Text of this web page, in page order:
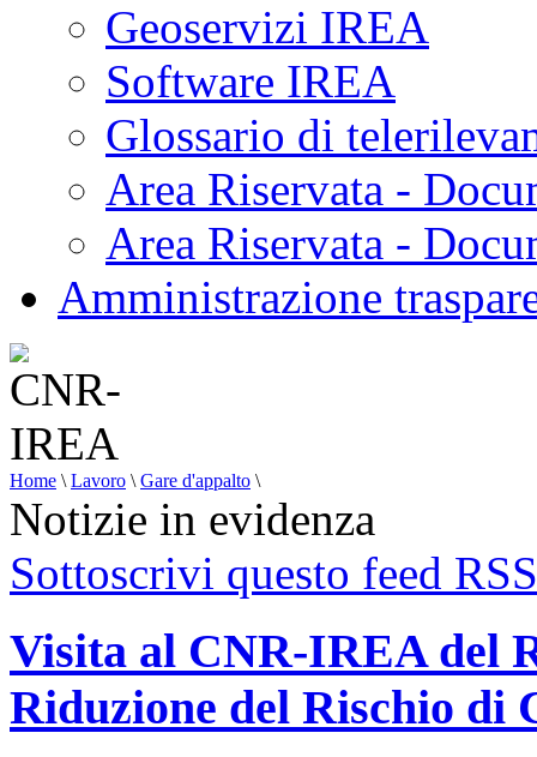
Geoservizi IREA
Software IREA
Glossario di
Area Riservata -
Area Riservata -
Amministrazione
Home \ Lavoro \ Gare d'appalto \
Notizie in evidenza
Sottoscrivi questo feed RSS
Visita al CNR-IREA del
Riduzione del Rischio di